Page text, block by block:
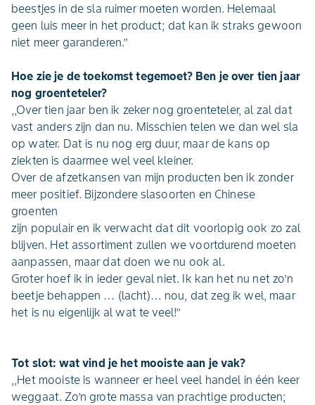
beestjes in de sla ruimer moeten worden. Helemaal
geen luis meer in het product; dat kan ik straks gewoon
niet meer garanderen.’’
Hoe zie je de toekomst tegemoet? Ben je over tien jaar
nog groenteteler?
,,Over tien jaar ben ik zeker nog groenteteler, al zal dat
vast anders zijn dan nu. Misschien telen we dan wel sla
op water. Dat is nu nog erg duur, maar de kans op
ziekten is daarmee wel veel kleiner.
Over de afzetkansen van mijn producten ben ik zonder
meer positief. Bijzondere slasoorten en Chinese
groenten
zijn populair en ik verwacht dat dit voorlopig ook zo zal
blijven. Het assortiment zullen we voortdurend moeten
aanpassen, maar dat doen we nu ook al.
Groter hoef ik in ieder geval niet. Ik kan het nu net zo’n
beetje behappen … (lacht)… nou, dat zeg ik wel, maar
het is nu eigenlijk al wat te veel!’’
Tot slot: wat vind je het mooiste aan je vak?
,,Het mooiste is wanneer er heel veel handel in één keer
weggaat. Zo’n grote massa van prachtige producten;